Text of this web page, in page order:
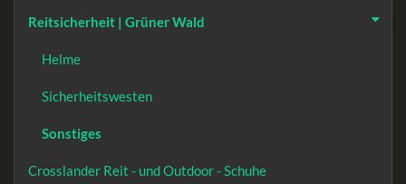
Reitsicherheit | Grüner Wald
Helme
Sicherheitswesten
Sonstiges
Crosslander Reit - und Outdoor - Schuhe